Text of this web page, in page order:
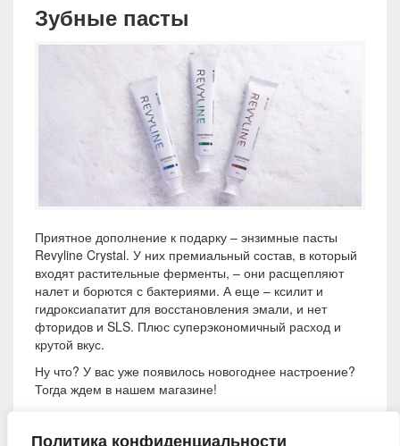
Политика конфиденциальности
Зубные пасты
Приятное дополнение к подарку – энзимные пасты
Revyline Crystal. У них премиальный состав, в который
входят растительные ферменты, – они расщепляют
налет и борются с бактериями. А еще – ксилит и
гидроксиапатит для восстановления эмали, и нет
фторидов и SLS. Плюс суперэкономичный расход и
крутой вкус.
Ну что? У вас уже появилось новогоднее настроение?
Тогда ждем в нашем магазине!